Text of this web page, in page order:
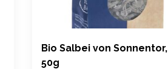
Bio Salbei von Sonnentor,
50g